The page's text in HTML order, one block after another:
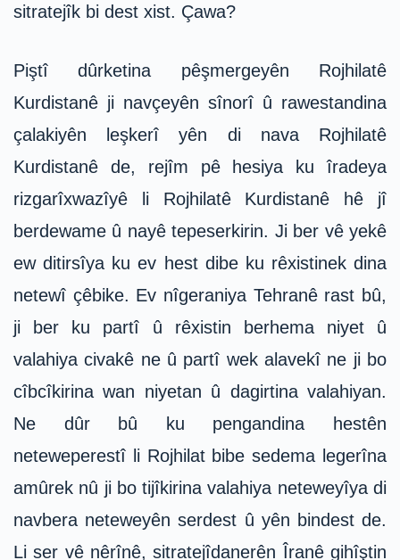
sitratejîk bi dest xist. Çawa?
Piştî dûrketina pêşmergeyên Rojhilatê
Kurdistanê ji navçeyên sînorî û rawestandina
çalakiyên leşkerî yên di nava Rojhilatê
Kurdistanê de, rejîm pê hesiya ku îradeya
rizgarîxwazîyê li Rojhilatê Kurdistanê hê jî
berdewame û nayê tepeserkirin. Ji ber vê yekê
ew ditirsîya ku ev hest dibe ku rêxistinek dina
netewî çêbike. Ev nîgeraniya Tehranê rast bû,
ji ber ku partî û rêxistin berhema niyet û
valahiya civakê ne û partî wek alavekî ne ji bo
cîbcîkirina wan niyetan û dagirtina valahiyan.
Ne dûr bû ku pengandina hestên
neteweperestî li Rojhilat bibe sedema legerîna
amûrek nû ji bo tijîkirina valahiya neteweyîya di
navbera neteweyên serdest û yên bindest de.
Li ser vê nêrînê, sitratejîdanerên Îranê gihîştin